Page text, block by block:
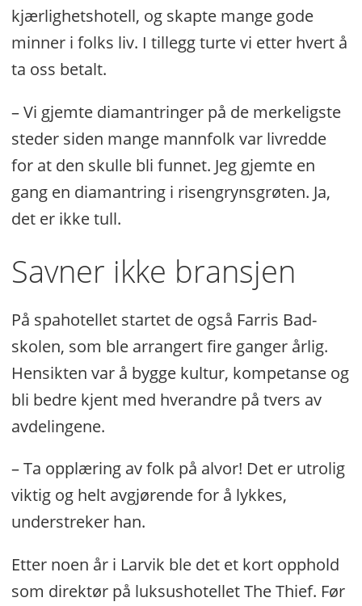
kjærlighetshotell, og skapte mange gode
minner i folks liv. I tillegg turte vi etter hvert å
ta oss betalt.
– Vi gjemte diamantringer på de merkeligste
steder siden mange mannfolk var livredde
for at den skulle bli funnet. Jeg gjemte en
gang en diamantring i risengrynsgrøten. Ja,
det er ikke tull.
Savner ikke bransjen
På spahotellet startet de også Farris Bad-
skolen, som ble arrangert fire ganger årlig.
Hensikten var å bygge kultur, kompetanse og
bli bedre kjent med hverandre på tvers av
avdelingene.
– Ta opplæring av folk på alvor! Det er utrolig
viktig og helt avgjørende for å lykkes,
understreker han.
Etter noen år i Larvik ble det et kort opphold
som direktør på luksushotellet The Thief. Før